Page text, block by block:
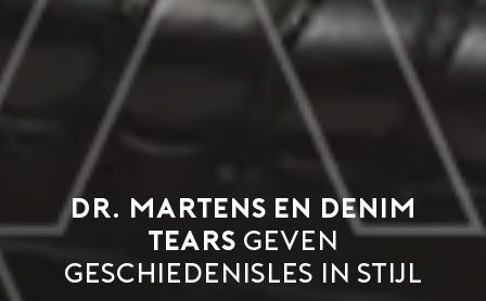
Dr. Martens en Denim
Tears geven
geschiedenisles in stijl